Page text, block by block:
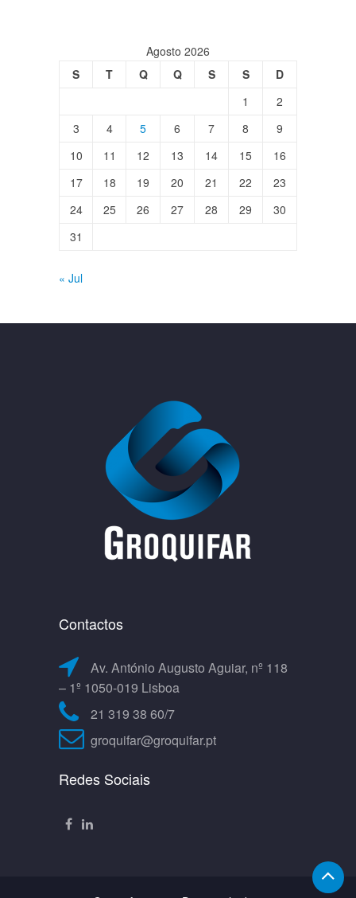
Agosto 2026
S
T Q Q S S
D
1
2
3
4 5 6 7 8
9
10
11 12 13 14 15
16
17
18 19 20 21 22
23
24
25 26 27 28 29
30
31
« Jul
Contactos
Av. António Augusto Aguiar, nº 118
– 1º 1050-019 Lisboa
21 319 38 60/7
groquifar@groquifar.pt
Redes Sociais